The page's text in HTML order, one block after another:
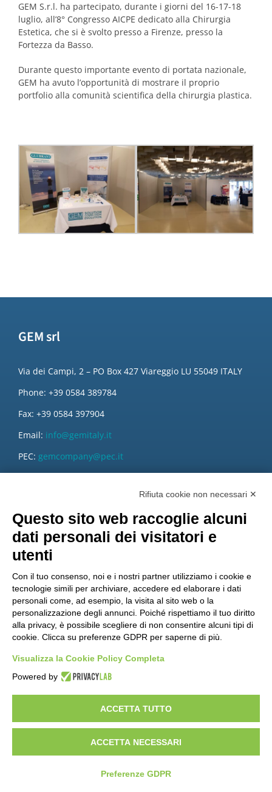
GEM S.r.l. ha partecipato, durante i giorni del 16-17-18
luglio, all’8° Congresso AICPE dedicato alla Chirurgia
Estetica, che si è svolto presso a Firenze, presso la
Fortezza da Basso.
Durante questo importante evento di portata nazionale,
GEM ha avuto l’opportunità di mostrare il proprio
portfolio alla comunità scientifica della chirurgia plastica.
GEM srl
Via dei Campi, 2 – PO Box 427 Viareggio LU 55049 ITALY
Phone: +39 0584 389784
Fax: +39 0584 397904
Email: info@gemitaly.it
PEC: gemcompany@pec.it
Copyright 2012 – 2025 Gem srl | All Rights Reserved – P.IVA
01544010463 | codice SDI A4707H7 |Privacy Policy
Le informazioni contenute in questo sito sono esclusivamente rivolte agli
operatori professionali del settore medico-veterinario sanitario
Rifiuta cookie non necessari ✕
Questo sito web raccoglie alcuni
dati personali dei visitatori e
utenti
Con il tuo consenso, noi e i nostri partner utilizziamo i cookie e
tecnologie simili per archiviare, accedere ed elaborare i dati
personali come, ad esempio, la visita al sito web o la
personalizzazione degli annunci. Poiché rispettiamo il tuo diritto
alla privacy, è possibile scegliere di non consentire alcuni tipi di
cookie. Clicca su preferenze GDPR per saperne di più.
Visualizza la Cookie Policy Completa
Powered by
ACCETTA TUTTO
ACCETTA NECESSARI
Preferenze GDPR